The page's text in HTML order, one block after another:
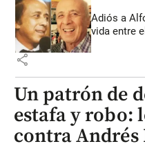
Adiós a
vida entre
share
Un patrón de
estafa y robo:
contra Andrés